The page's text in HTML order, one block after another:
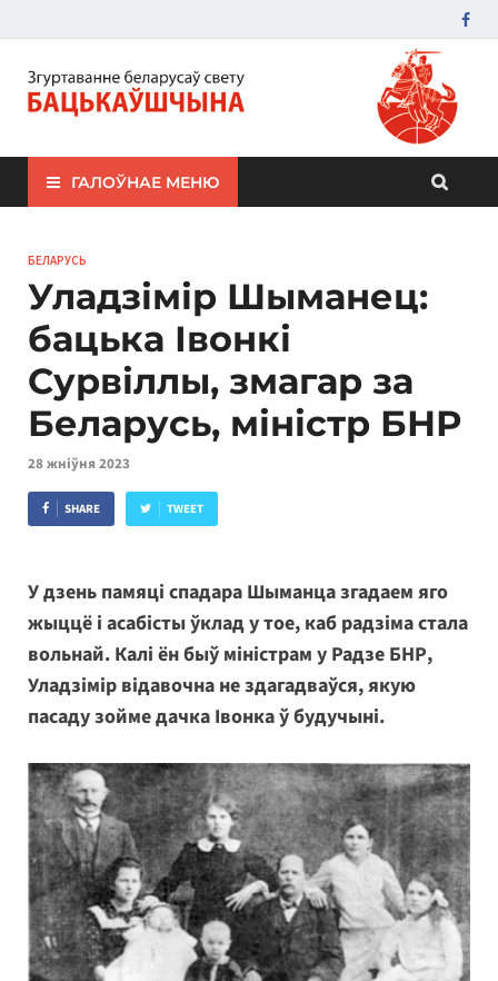
ЗБС "Бацькаўшчына"
ГАЛОЎНАЕ МЕНЮ
БЕЛАРУСЬ
Уладзімір Шыманец:
бацька Івонкі
Сурвіллы, змагар за
Беларусь, міністр БНР
28 жніўня 2023
SHARE TWEET
У дзень памяці спадара Шыманца згадаем яго
жыццё і асабісты ўклад у тое, каб радзіма стала
вольнай. Калі ён быў міністрам у Радзе БНР,
Уладзімір відавочна не здагадваўся, якую
пасаду зойме дачка Івонка ў будучыні.